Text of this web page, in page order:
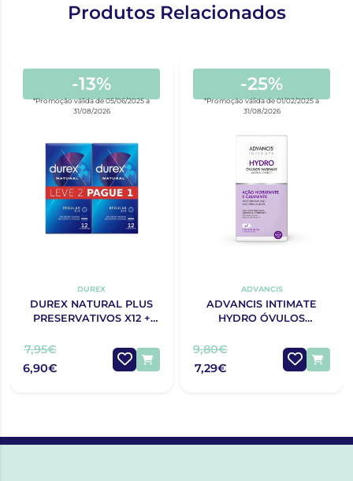
Produtos Relacionados
-13%
*Promoção válida de 05/06/2025 a
31/08/2026
DUREX
DUREX NATURAL PLUS
PRESERVATIVOS X12 +
7,95€
6,90€
-25%
*Promoção válida de 01/02/2025 a
31/08/2026
ADVANCIS
ADVANCIS INTIMATE
HYDRO ÓVULOS
9,80€
7,29€